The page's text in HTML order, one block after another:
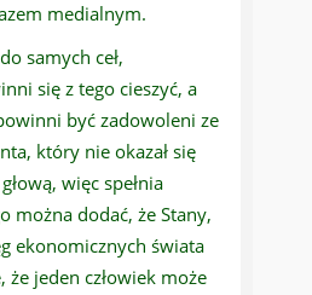
medialnym.
samych ceł,
się z tego cieszyć, a
być zadowoleni ze
który nie okazał się
więc spełnia
można dodać, że Stany,
ekonomicznych świata
że jeden człowiek może